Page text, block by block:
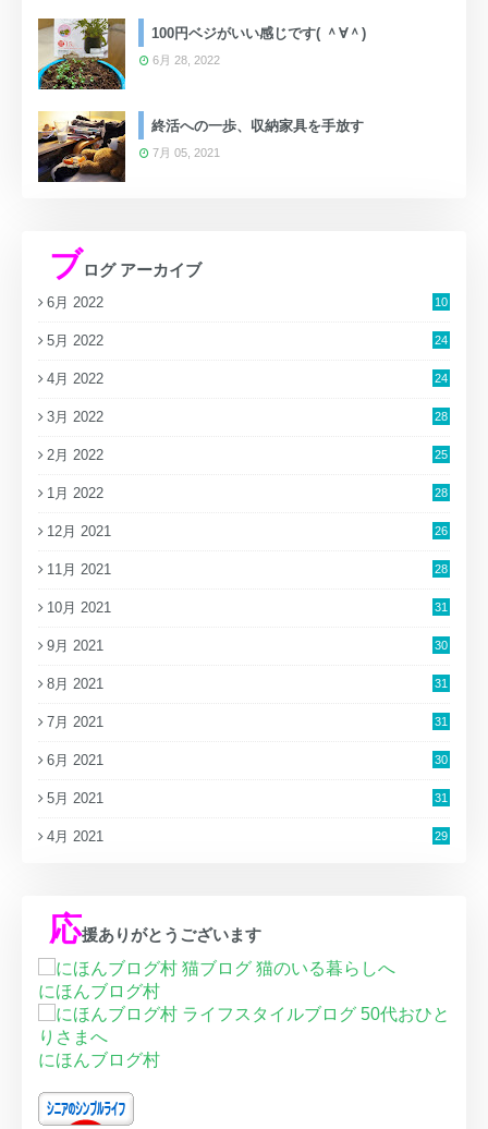
100円ベジがいい感じです( ＾∀＾)
6月 28, 2022
終活への一歩、収納家具を手放す
7月 05, 2021
ブログ アーカイブ
6月 2022 10
5月 2022 24
4月 2022 24
3月 2022 28
2月 2022 25
1月 2022 28
12月 2021 26
11月 2021 28
10月 2021 31
9月 2021 30
8月 2021 31
7月 2021 31
6月 2021 30
5月 2021 31
4月 2021 29
応援ありがとうございます
にほんブログ村
にほんブログ村